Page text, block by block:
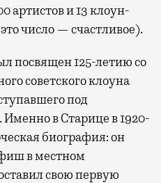
артистов и 13 клоун-
число — счастливое).
посвящен 125-летию со
советского клоуна
под
в Старице в 1920-
биография: он
в местном
свою первую